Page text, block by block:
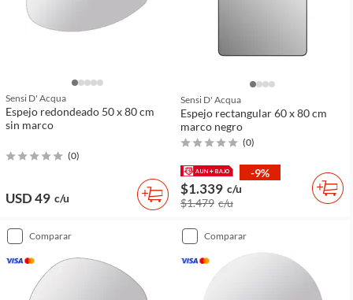
Sensi D' Acqua
Espejo redondeado 50 x 80 cm
sin marco
(0)
USD 49 c/u
Sensi D' Acqua
Espejo rectangular 60 x 80 cm
marco negro
(0)
-9%
$1.339 c/u
$1.479 c/u
comparar comparar